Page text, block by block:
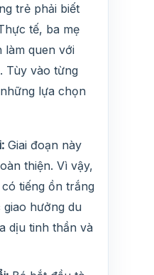
trẻ phải biết
tế, ba mẹ
làm quen với
Tùy vào từng
lựa chọn
Giai đoạn này
thiện. Vì vậy,
tiếng ồn trắng
hưởng du
dịu tinh thần và